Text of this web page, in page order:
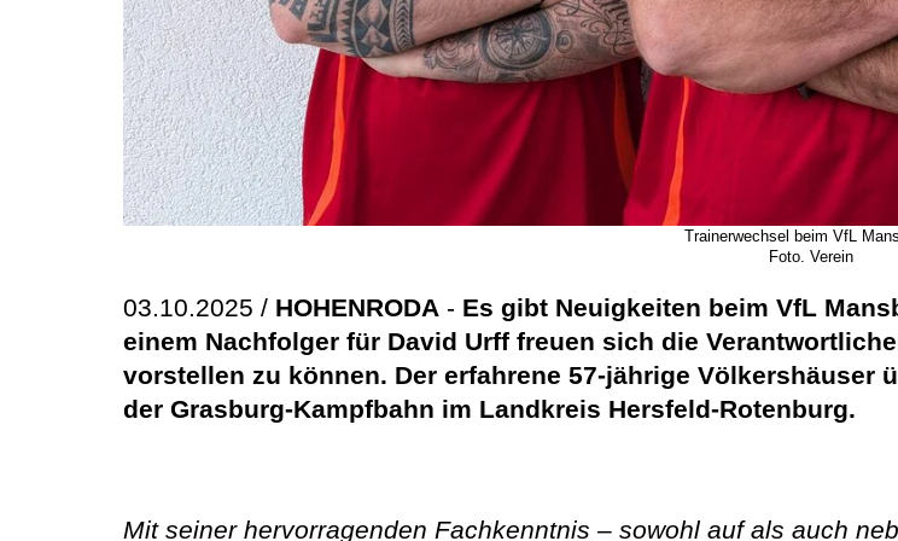
Trainerwechsel beim VfL
Foto. Verein
03.10.2025 / HOHENRODA - Es gibt Neuigkeiten beim VfL
einem Nachfolger für David Urff freuen sich die
vorstellen zu können. Der erfahrene 57-jährige Völkershäuser
der Grasburg-Kampfbahn im Landkreis Hersfeld-Rotenburg.
Mit seiner hervorragenden Fachkenntnis – sowohl auf als auch